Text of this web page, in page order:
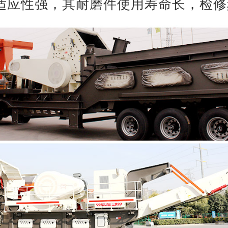
应性强，其耐磨件使用寿命长，检